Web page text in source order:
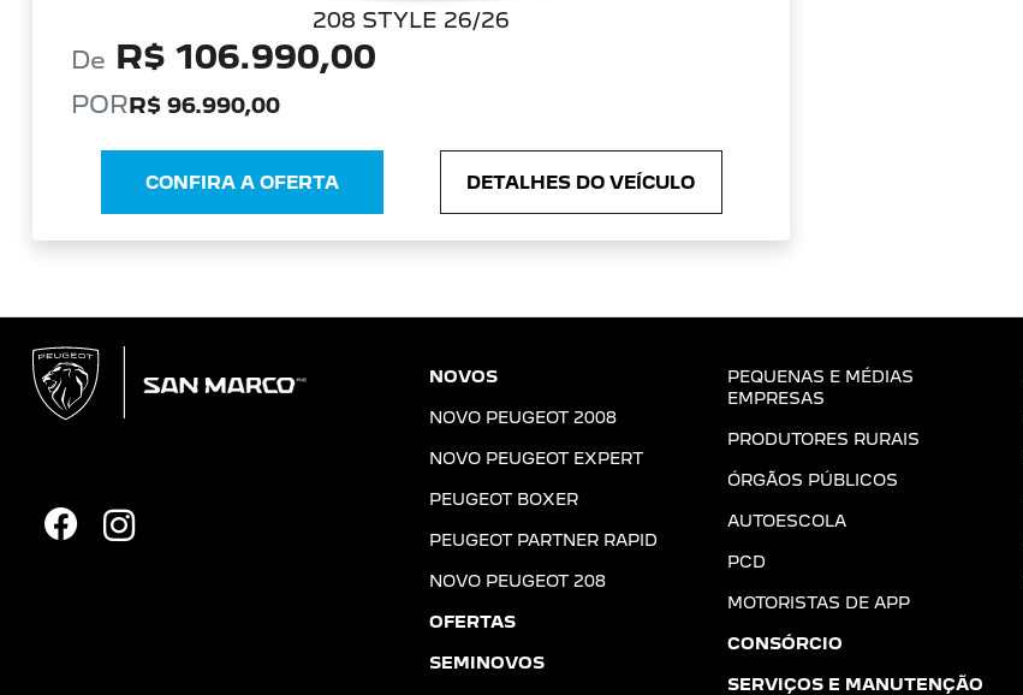
208 STYLE 26/26
De R$ 106.990,00
PORR$ 96.990,00
CONFIRA A OFERTA DETALHES DO VEÍCULO
NOVOS
NOVO PEUGEOT 2008
NOVO PEUGEOT EXPERT
PEUGEOT BOXER
PEUGEOT PARTNER RAPID
NOVO PEUGEOT 208
OFERTAS
SEMINOVOS
PEQUENAS E MÉDIAS
EMPRESAS
PRODUTORES RURAIS
ÓRGÃOS PÚBLICOS
AUTOESCOLA
PCD
MOTORISTAS DE APP
CONSÓRCIO
SERVIÇOS E MANUTENÇÃO